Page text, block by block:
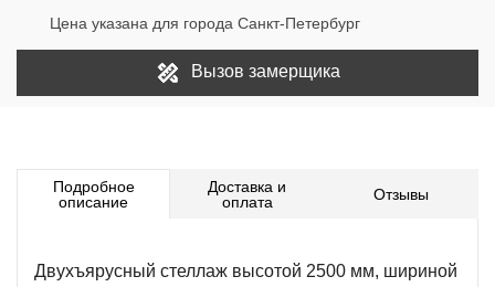
Цена указана для города Санкт-Петербург
Вызов замерщика
Подробное
описание
Доставка и
оплата
Отзывы
Двухъярусный стеллаж высотой 2500 мм, шириной